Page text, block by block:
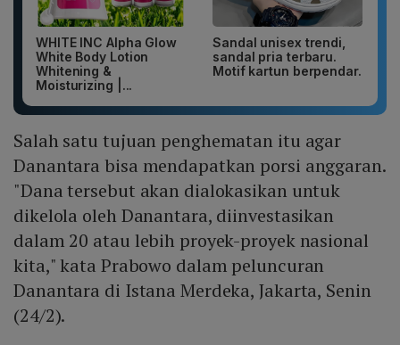
WHITE INC Alpha Glow
White Body Lotion
Whitening &
Moisturizing |...
Sandal unisex trendi,
sandal pria terbaru.
Motif kartun berpendar.
Salah satu tujuan penghematan itu agar
Danantara bisa mendapatkan porsi anggaran.
"Dana tersebut akan dialokasikan untuk
dikelola oleh Danantara, diinvestasikan
dalam 20 atau lebih proyek-proyek nasional
kita," kata Prabowo dalam peluncuran
Danantara di Istana Merdeka, Jakarta, Senin
(24/2).